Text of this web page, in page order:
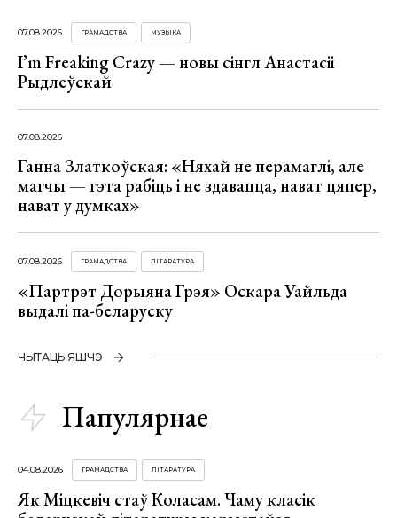
07.08.2026 ГРАМАДСТВА МУЗЫКА
I’m Freaking Crazy — новы сінгл Анастасіі
Рыдлеўскай
07.08.2026
Ганна Златкоўская: «Няхай не перамаглі, але
магчы — гэта рабіць і не здавацца, нават цяпер,
нават у думках»
07.08.2026 ГРАМАДСТВА ЛІТАРАТУРА
«Партрэт Дорыяна Грэя» Оскара Уайльда
выдалі па-беларуску
ЧЫТАЦЬ ЯШЧЭ
Папулярнае
04.08.2026 ГРАМАДСТВА ЛІТАРАТУРА
Як Міцкевіч стаў Коласам. Чаму класік